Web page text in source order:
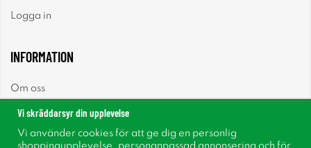
Logga in
INFORMATION
Om oss
Vi skräddarsyr din upplevelse
Vi använder cookies för att ge dig en personlig
shoppingupplevelse, personanpassad annonsering och för